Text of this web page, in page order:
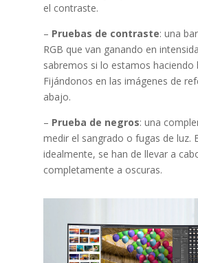
el contraste.
– Pruebas de contraste: una
RGB que van ganando en
sabremos si lo estamos haciendo
Fijándonos en las imágenes de
abajo.
– Prueba de negros: una
medir el sangrado o fugas de luz.
idealmente, se han de llevar a
completamente a oscuras.